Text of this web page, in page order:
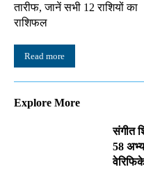
तारीफ, जानें सभी 12 राशियों का
राशिफल
Read more
Explore More
संगीत
58